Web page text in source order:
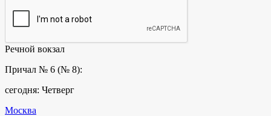
Речной вокзал
Причал № 6 (№ 8):
сегодня: Четверг
Москва